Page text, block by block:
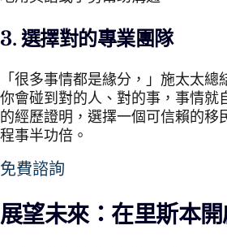
3. 選擇對的專業團隊
「很多事情都是緣分，」施太太總
你會碰到對的人、對的事，事情就
的經歷證明，選擇一個可信賴的移
程事半功倍。
免費諮詢
展望未來：在里斯本